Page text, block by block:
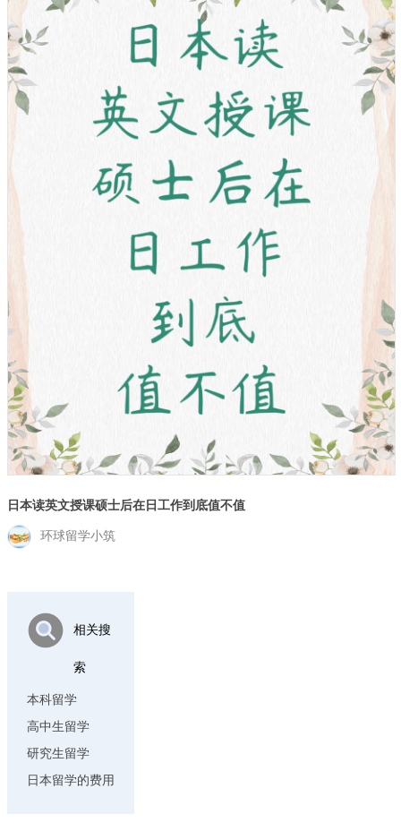
日本读英文授课硕士后在日工作到底值不值
环球留学小筑
相关搜
索
本科留学
高中生留学
研究生留学
日本留学的费用